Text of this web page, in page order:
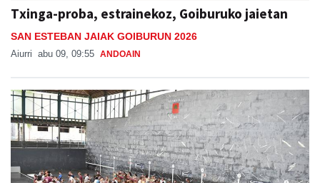
Txinga-proba, estrainekoz, Goiburuko jaietan
SAN ESTEBAN JAIAK GOIBURUN 2026
Aiurri abu 09, 09:55 ANDOAIN